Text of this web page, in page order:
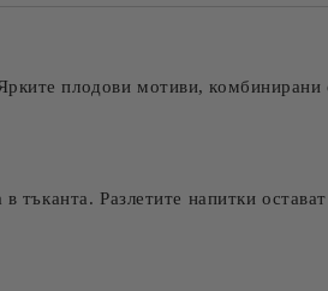
плодови мотиви, комбинирани
тъканта. Разлетите напитки